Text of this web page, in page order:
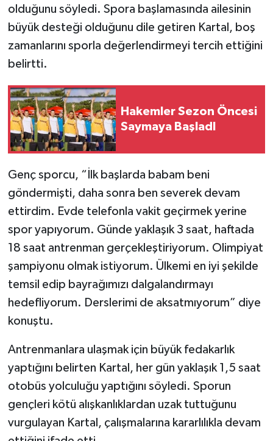
olduğunu söyledi. Spora başlamasında ailesinin
büyük desteği olduğunu dile getiren Kartal, boş
zamanlarını sporla değerlendirmeyi tercih ettiğini
belirtti.
Hakemler Sezon Öncesi
Saymaya BaşladI
Genç sporcu, “İlk başlarda babam beni
göndermişti, daha sonra ben severek devam
ettirdim. Evde telefonla vakit geçirmek yerine
spor yapıyorum. Günde yaklaşık 3 saat, haftada
18 saat antrenman gerçekleştiriyorum. Olimpiyat
şampiyonu olmak istiyorum. Ülkemi en iyi şekilde
temsil edip bayrağımızı dalgalandırmayı
hedefliyorum. Derslerimi de aksatmıyorum” diye
konuştu.
Antrenmanlara ulaşmak için büyük fedakarlık
yaptığını belirten Kartal, her gün yaklaşık 1,5 saat
otobüs yolculuğu yaptığını söyledi. Sporun
gençleri kötü alışkanlıklardan uzak tuttuğunu
vurgulayan Kartal, çalışmalarına kararlılıkla devam